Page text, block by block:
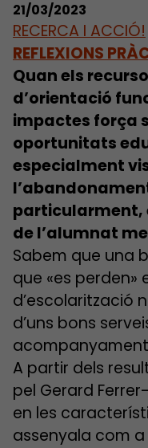
21/03/2023
RECERCA I ACCIÓ!
REFLEXIONS
Quan els
d’orientació
impactes força
oportunitats
especialment
particularment,
de l’alumnat
Sabem que una
que «es perden»
d’escolarització
d’uns bons
A partir dels
pel Gerard
en les
assenyala com